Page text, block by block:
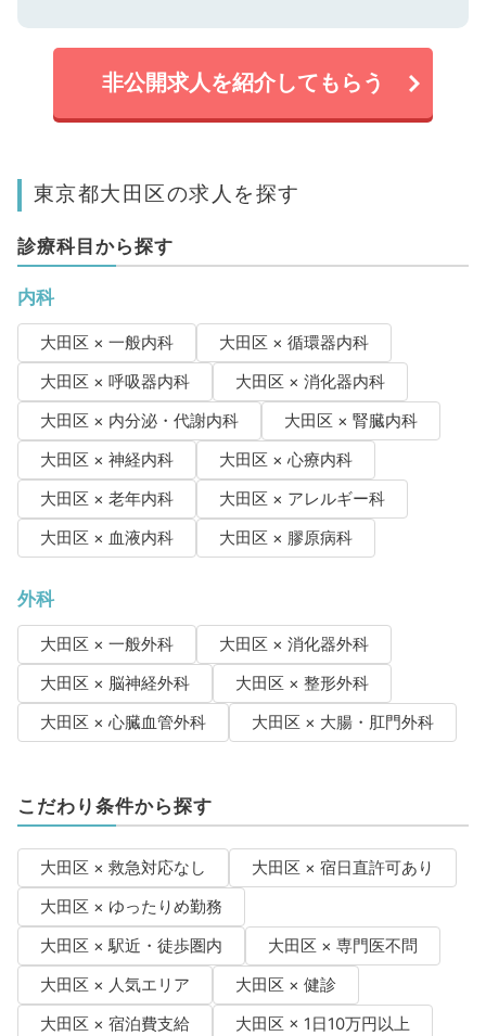
非公開求人を紹介してもらう
東京都大田区の求人を探す
診療科目から探す
内科
大田区 × 一般内科
大田区 × 循環器内科
大田区 × 呼吸器内科
大田区 × 消化器内科
大田区 × 内分泌・代謝内科
大田区 × 腎臓内科
大田区 × 神経内科
大田区 × 心療内科
大田区 × 老年内科
大田区 × アレルギー科
大田区 × 血液内科
大田区 × 膠原病科
外科
大田区 × 一般外科
大田区 × 消化器外科
大田区 × 脳神経外科
大田区 × 整形外科
大田区 × 心臓血管外科
大田区 × 大腸・肛門外科
こだわり条件から探す
大田区 × 救急対応なし
大田区 × 宿日直許可あり
大田区 × ゆったりめ勤務
大田区 × 駅近・徒歩圏内
大田区 × 専門医不問
大田区 × 人気エリア
大田区 × 健診
大田区 × 宿泊費支給
大田区 × 1日10万円以上